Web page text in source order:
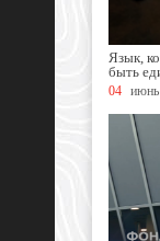
Язык,
быть
04